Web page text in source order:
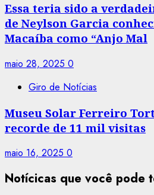
Essa teria sido a
de Neylson Garcia
Macaíba como “Anjo Mal
maio 28, 2025 0
Giro de Notícias
Museu Solar Ferreiro
recorde de 11 mil visitas
maio 16, 2025 0
Notícicas que você pode